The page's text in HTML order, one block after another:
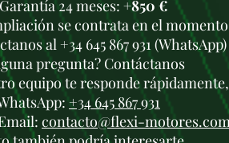
24 meses: +850 €
se contrata en el
al +34 645 867 931
pregunta? Contáctanos
equipo te responde rápidamente,
+34 645 867 931
contacto@flexi-